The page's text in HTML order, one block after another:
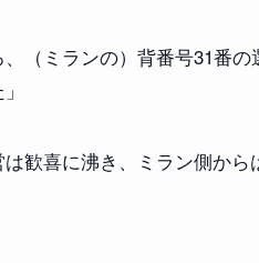
、（ミランの）背番号31番
歓喜に沸き、ミラン側か